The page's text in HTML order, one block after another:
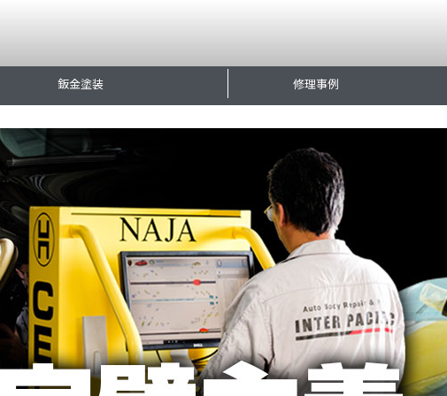
鈑金塗装 修理事例